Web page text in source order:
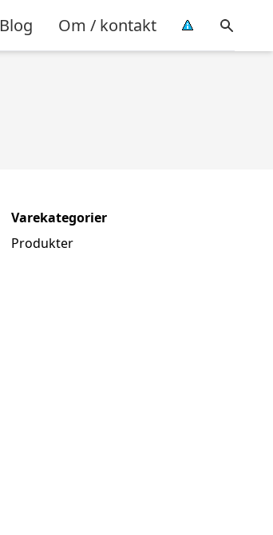
Blog Om / kontakt
Varekategorier
Produkter